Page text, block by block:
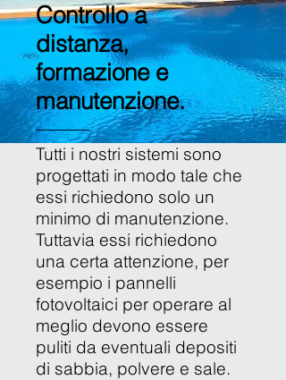
Controllo a
distanza,
formazione e
manutenzione.
Tutti i nostri sistemi sono
progettati in modo tale che
essi richiedono solo un
minimo di manutenzione.
Tuttavia essi richiedono
una certa attenzione, per
esempio i pannelli
fotovoltaici per operare al
meglio devono essere
puliti da eventuali depositi
di sabbia, polvere e sale.